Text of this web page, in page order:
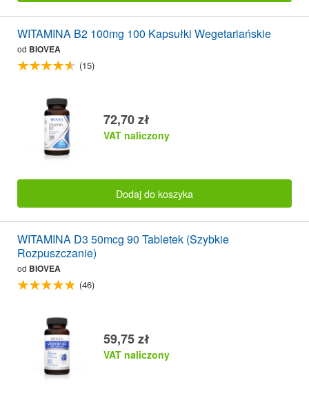
WITAMINA B2 100mg 100 Kapsułki Wegetariańskie
od BIOVEA
(15)
72,70 zł
VAT naliczony
Dodaj do koszyka
WITAMINA D3 50mcg 90 Tabletek (Szybkie
Rozpuszczanie)
od BIOVEA
(46)
59,75 zł
VAT naliczony